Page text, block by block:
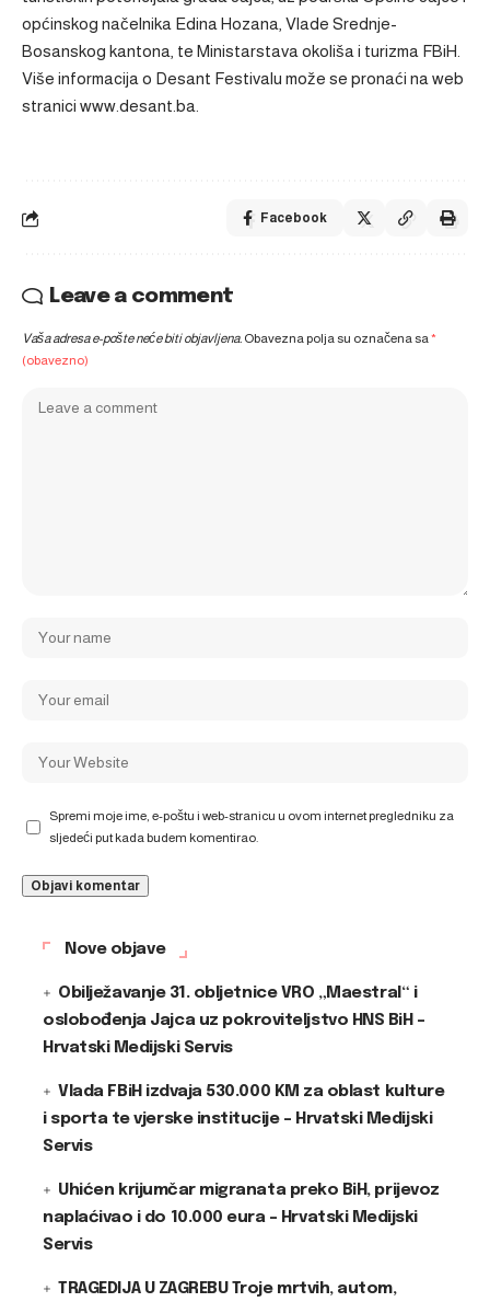
općinskog načelnika Edina Hozana, Vlade Srednje-
Bosanskog kantona, te Ministarstava okoliša i turizma FBiH.
Više informacija o Desant Festivalu može se pronaći na web
stranici www.desant.ba
Facebook
Leave a comment
Vaša adresa e-pošte neće biti objavljena. Obavezna polja su označena sa*
(obavezno)
Spremi moje ime, e-poštu i web-stranicu u ovom internet pregledniku za
sljedeći put kada budem komentirao.
Nove objave
Obilježavanje 31. obljetnice VRO „Maestral“ i
oslobođenja Jajca uz pokroviteljstvo HNS BiH –
Hrvatski Medijski Servis
Vlada FBiH izdvaja 530.000 KM za oblast kulture
i sporta te vjerske institucije – Hrvatski Medijski
Servis
Uhićen krijumčar migranata preko BiH, prijevoz
naplaćivao i do 10.000 eura – Hrvatski Medijski
Servis
TRAGEDIJA U ZAGREBU Troje mrtvih, autom,